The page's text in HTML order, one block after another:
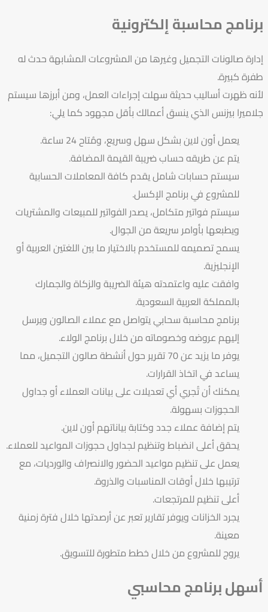
برنامج محاسبة إلكترونية
إدارة صالونات التجميل وغيرها من المشروعات المشابهة حدث له
طفرة كبيرة.
لأنه ظهرت أساليب حديثة سهلت إجراءات العمل، ومن أبرزها سيستم
جلاميرا بيزنس الذي ينسق أعمالك بأقل مجهود كما يلي:
يعمل أون لاين بشكل سهل وسريع، ومُتاح 24 ساعة.
يتم عن طريقه حساب ضريبة القيمة المضافة.
سيستم حسابات شامل يقدم كافة المعاملات الحسابية
للمشروع في برنامج الإكسل.
سيستم فواتير متكامل، يصدر الفواتير للمبيعات والمشتريات
ويطبعها بأوامر سريعة من الجوال.
يسمح تصميمه للمستخدم بالاختيار ما بين اللغتين العربية أو
الإنجليزية.
وافقت عليه واعتمدته هيئة الضريبة والزكاة والجمارك
بالمملكة العربية السعودية.
برنامج محاسبة سحابي يتواصل مع عملاء الصالون ويرسل
إليهم عروضه وخصوماته من خلال برنامج الولاء.
يوفر ما يزيد عن 70 تقرير حول أنشطة صالون التجميل، مما
يساعد في اتخاذ القرارات.
يمكنك أن تُجري أي تعديلات على بيانات العملاء أو جداول
الحجوزات بسهولة.
يتم إضافة عملاء جدد وكتابة بياناتهم أون لاين.
يحقق أعلى انضباط وتنظيم لجداول حجوزات المواعيد للعملاء.
يعمل على تنظيم مواعيد الحضور والانصراف والورديات، مع
ترتيبها خلال أوقات المناسبات والذروة.
أعلى تنظيم للمرتجعات.
يجرد الخزانات ويوفر تقارير تعبر عن أرصدتها خلال فترة زمنية
معينة.
يروج للمشروع من خلال خطط متطورة للتسويق.
أسهل برنامج محاسبي